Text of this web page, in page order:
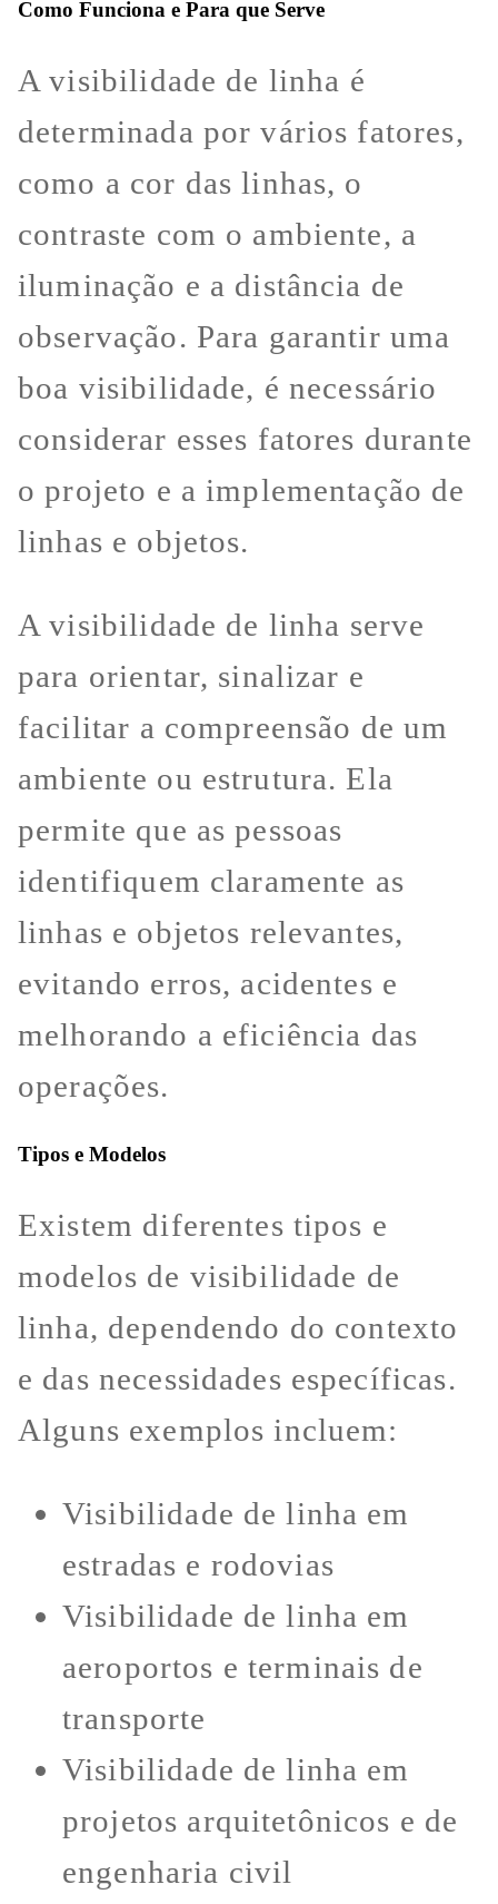
Como Funciona e Para que Serve
A visibilidade de linha é
determinada por vários fatores,
como a cor das linhas, o
contraste com o ambiente, a
iluminação e a distância de
observação. Para garantir uma
boa visibilidade, é necessário
considerar esses fatores durante
o projeto e a implementação de
linhas e objetos.
A visibilidade de linha serve
para orientar, sinalizar e
facilitar a compreensão de um
ambiente ou estrutura. Ela
permite que as pessoas
identifiquem claramente as
linhas e objetos relevantes,
evitando erros, acidentes e
melhorando a eficiência das
operações.
Tipos e Modelos
Existem diferentes tipos e
modelos de visibilidade de
linha, dependendo do contexto
e das necessidades específicas.
Alguns exemplos incluem:
Visibilidade de linha em
estradas e rodovias
Visibilidade de linha em
aeroportos e terminais de
transporte
Visibilidade de linha em
projetos arquitetônicos e de
engenharia civil